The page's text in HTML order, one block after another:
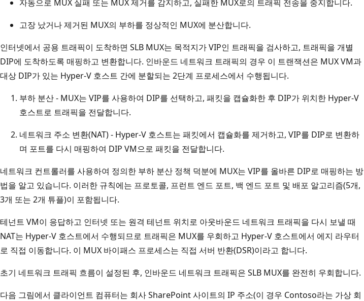
자동으로 MUX 실패 또는 MUX 제거를 감지하고, 실패한 MUX로의 트래픽 전송을 중지합니다.
고장 났거나 제거된 MUX의 부하를 정상적인 MUX에 분산합니다.
인터넷에서 공용 트래픽이 도착하면 SLB MUX는 목적지가 VIP인 트래픽을 검사하고, 트래픽을 개별
DIP에 도착하도록 매핑하고 변환합니다. 인바운드 네트워크 트래픽의 경우 이 트랜잭션은 MUX VM과
대상 DIP가 있는 Hyper-V 호스트 간에 분할되는 2단계 프로세스에서 수행됩니다.
부하 분산 - MUX는 VIP를 사용하여 DIP를 선택하고, 패킷을 캡슐화한 후 DIP가 위치한 Hyper-V
호스트로 트래픽을 전달합니다.
네트워크 주소 변환(NAT) - Hyper-V 호스트는 패킷에서 캡슐화를 제거하고, VIP를 DIP로 변환하
며 포트를 다시 매핑하여 DIP VM으로 패킷을 전달합니다.
네트워크 컨트롤러를 사용하여 정의한 부하 분산 정책 덕분에 MUX는 VIP를 올바른 DIP로 매핑하는 방
법을 알고 있습니다. 이러한 규칙에는 프로토콜, 프런트 엔드 포트, 백 엔드 포트 및 배포 알고리즘(5개,
3개 또는 2개 튜플)이 포함됩니다.
테넌트 VM이 응답하고 인터넷 또는 원격 테넌트 위치로 아웃바운드 네트워크 트래픽을 다시 보낼 때
NAT는 Hyper-V 호스트에서 수행되므로 트래픽은 MUX를 우회하고 Hyper-V 호스트에서 에지 라우터
로 직접 이동합니다. 이 MUX 바이패스 프로세스는 직접 서버 반환(DSR)이라고 합니다.
초기 네트워크 트래픽 흐름이 설정된 후, 인바운드 네트워크 트래픽은 SLB MUX를 완전히 우회합니다.
다음 그림에서 클라이언트 컴퓨터는 회사 SharePoint 사이트의 IP 주소(이 경우 Contoso라는 가상 회